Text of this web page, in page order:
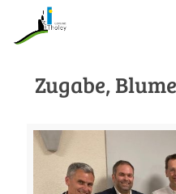
Zugabe,